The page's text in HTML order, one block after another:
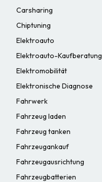
Carsharing
Chiptuning
Elektroauto
Elektroauto-Kaufberatung
Elektromobilität
Elektronische Diagnose
Fahrwerk
Fahrzeug laden
Fahrzeug tanken
Fahrzeugankauf
Fahrzeugausrichtung
Fahrzeugbatterien